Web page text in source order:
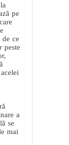
pe
de ce
peste
a
se
mai